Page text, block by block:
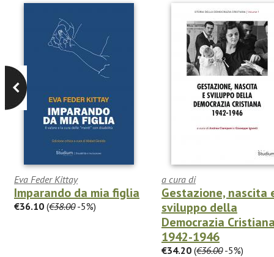
Eva Feder Kittay
Imparando da mia figlia
€36.10 (€38.00-5%)
a cura di
Gestazione, nascita
sviluppo della
Democrazia
1942-1946
€34.20 (€36.00-5%)